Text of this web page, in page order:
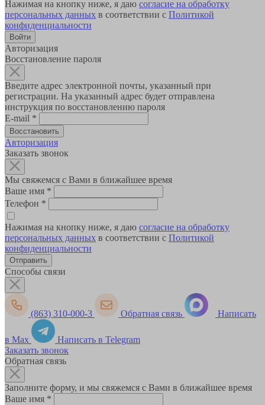
Нажимая на кнопку ниже, я даю согласие на обработку
персональных данных в соответствии с Политикой
конфиденциальности
Авторизация
Восстановление пароля
Введите адрес электронной почты, указанный при
регистрации. На указанный адрес будет отправлена
инструкция по восстановлению пароля
E-mail *
Авторизация
Заказать звонок
Мы свяжемся с Вами в ближайшее время
Ваше имя *
Телефон *
Нажимая на кнопку ниже, я даю согласие на обработку
персональных данных в соответствии с Политикой
конфиденциальности
Способы связи
(863) 310-000-3 Обратная связь Написать
в Max
Написать в Telegram
Заказать звонок
Обратная связь
Заполните форму, и мы свяжемся с Вами в ближайшее время
Ваше имя *